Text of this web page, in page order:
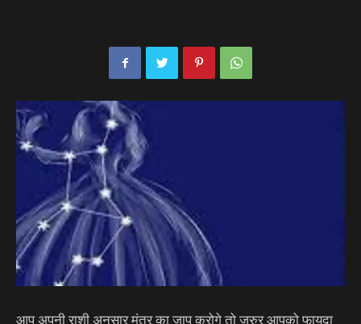
आप अपनी राशी अनुसार मंत्र का जाप करोगे तो जरुर आपको फायदा